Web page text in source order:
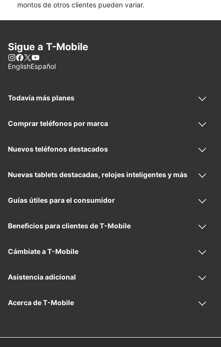
montos de otros clientes pueden variar.